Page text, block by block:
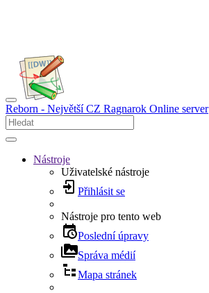
Reborn - Největší CZ Ragnarok Online server
Nástroje
Uživatelské nástroje
Přihlásit se
Nástroje pro tento web
Poslední úpravy
Správa médií
Mapa stránek